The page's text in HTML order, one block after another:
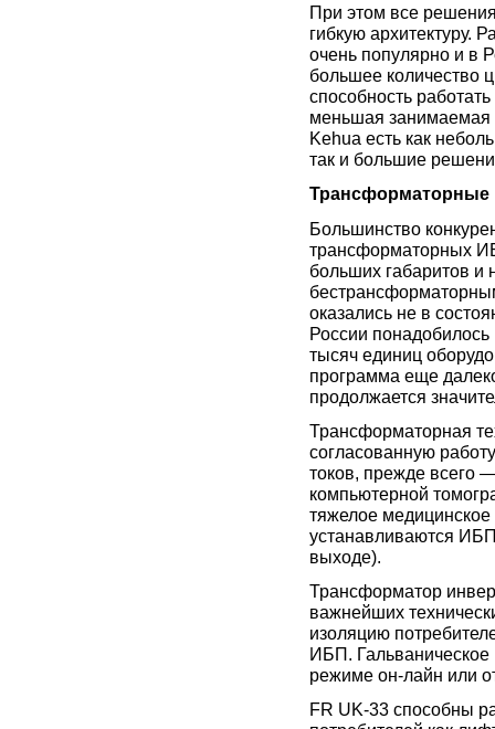
При этом все
гибкую архитектуру.
очень популярно и в
большее количество
способность
меньшая занимаемая
Kehua есть как
так и большие
Большинство
трансформаторных
больших габаритов и
оказались не в
России
тысяч единиц
программа еще
продолжается
Трансформаторная
согласованную
токов, прежде всего
компьютерной
тяжелое
устанавливаются
выходе).
Трансформатор
важнейших
изоляцию
ИБП.
режиме он-лайн или
FR UK-33 способны